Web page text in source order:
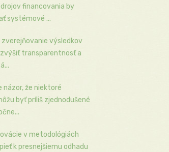
financovania by
systémové ...
zverejňovanie výsledkov
transparentnosť a
názor, že niektoré
byť príliš zjednodušené
v metodológiách
k presnejšiemu odhadu